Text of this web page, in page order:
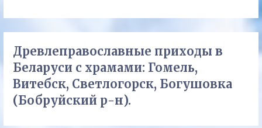
Древлеправославные приходы в
Беларуси с храмами: Гомель,
Витебск, Светлогорск, Богушовка
(Бобруйский р-н).